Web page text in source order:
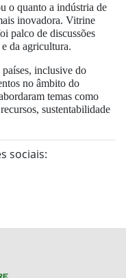
o quanto a indústria de
inovadora. Vitrine
palco de discussões
da agricultura.
países, inclusive do
no âmbito do
temas como
sustentabilidade
sociais: